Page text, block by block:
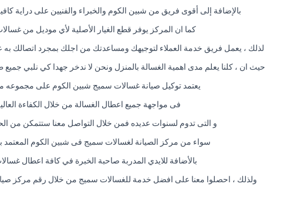
بالإضافة إلى أقوى فريق من شبين الكوم والخبراء والفنيين على دراية
كما ان المركز يوفر قطع الغيار الأصلية لأي موديل من
لذلك ، يعمل فريق خدمة العملاء لتوجيهك ومساعدتك من اجلك بمجرد اتصالك به
حيث ان ، كلنا يعلم مدى اهمية الغسالة بالمنزل ونحن لا ندخر جهدا كي نلبي
يعتمد توكيل صيانة غسالات سميج شبين الكوم على مجموعه
فى مواجهة جميع اعطال الغسالة من خلال الكفاءة
و التى تدوم لسنوات عديده فمن خلال التواصل معنا ستتمكن من
سواء من مركز الصيانة لغسالات سميج فى شبين الكوم المعتمد
بالأضافة للايدي المدربة صاحبة الخبرة في كافة اعطال
ولذلك ، احصلوا معنا على افضل خدمة للغسالات سميج من خلال رقم مركز